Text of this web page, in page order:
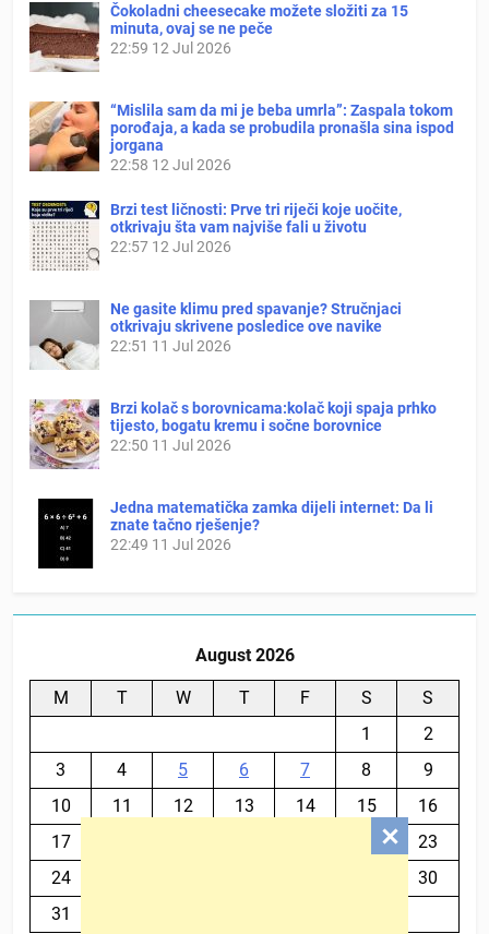
Čokoladni cheesecake možete složiti za 15
minuta, ovaj se ne peče
22:59 12 Jul 2026
“Mislila sam da mi je beba umrla”: Zaspala tokom
porođaja, a kada se probudila pronašla sina ispod
jorgana
22:58 12 Jul 2026
Brzi test ličnosti: Prve tri riječi koje uočite,
otkrivaju šta vam najviše fali u životu
22:57 12 Jul 2026
Ne gasite klimu pred spavanje? Stručnjaci
otkrivaju skrivene posledice ove navike
22:51 11 Jul 2026
Brzi kolač s borovnicama:kolač koji spaja prhko
tijesto, bogatu kremu i sočne borovnice
22:50 11 Jul 2026
Jedna matematička zamka dijeli internet: Da li
znate tačno rješenje?
22:49 11 Jul 2026
August 2026
M T W T F S
S
1
2
3
4 5 6 7 8
9
10
11 12 13 14 15
16
17
23
24
30
31